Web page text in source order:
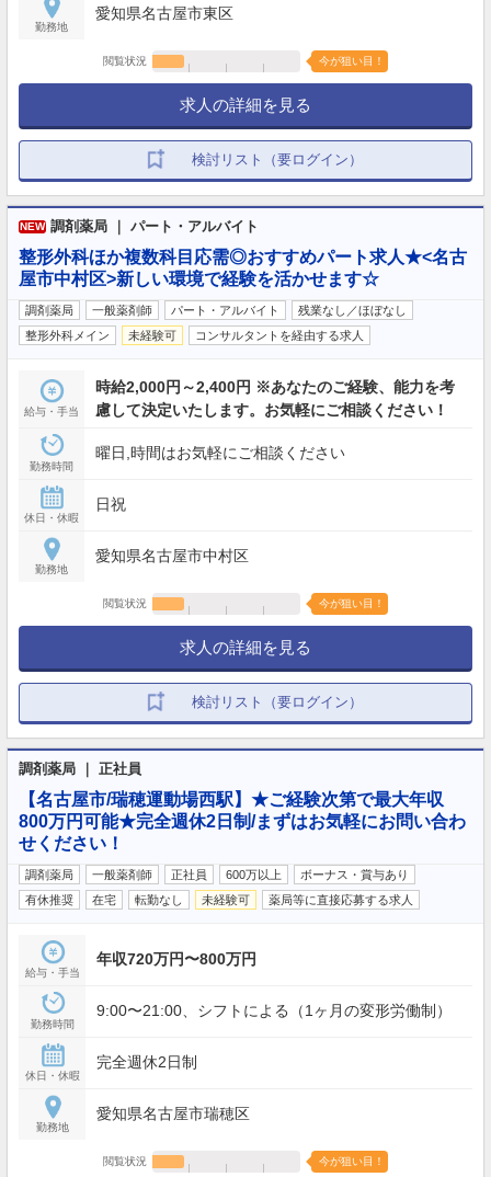
勤務地
愛知県名古屋市東区
閲覧状況 今が狙い目！
求人の詳細を見る
検討リスト（要ログイン）
NEW 調剤薬局 ｜ パート・アルバイト
整形外科ほか複数科目応需◎おすすめパート求人★<名古
屋市中村区>新しい環境で経験を活かせます☆
調剤薬局 一般薬剤師 パート・アルバイト
残業なし／ほぼなし
整形外科メイン
未経験可 コンサルタントを経由する求人
給与・手当
時給2,000円～2,400円 ※あなたのご経験、能力を考
慮して決定いたします。お気軽にご相談ください！
勤務時間
曜日,時間はお気軽にご相談ください
休日・休暇
日祝
勤務地
愛知県名古屋市中村区
閲覧状況 今が狙い目！
求人の詳細を見る
検討リスト（要ログイン）
調剤薬局 ｜ 正社員
【名古屋市/瑞穂運動場西駅】★ご経験次第で最大年収
800万円可能★完全週休2日制/まずはお気軽にお問い合わ
せください！
調剤薬局 一般薬剤師 正社員 600万以上
ボーナス・賞与あり
有休推奨
在宅 転勤なし 未経験可 薬局等に直接応募する求人
給与・手当
年収720万円〜800万円
勤務時間
9:00〜21:00、シフトによる（1ヶ月の変形労働制）
休日・休暇
完全週休2日制
勤務地
愛知県名古屋市瑞穂区
閲覧状況 今が狙い目！